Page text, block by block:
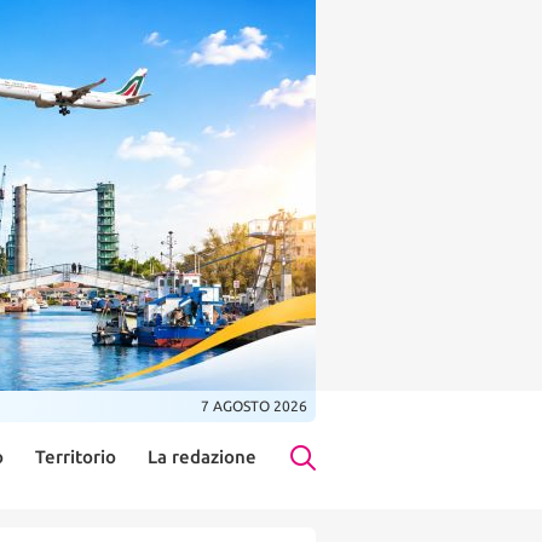
7 AGOSTO 2026
Territorio La redazione